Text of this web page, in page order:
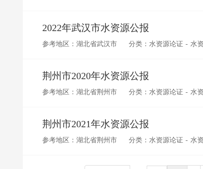
2022年武汉市水资源公报
参考地区：湖北省武汉市 分类：水资源论证 - 水
荆州市2020年水资源公报
参考地区：湖北省荆州市 分类：水资源论证 - 水
荆州市2021年水资源公报
参考地区：湖北省荆州市 分类：水资源论证 - 水